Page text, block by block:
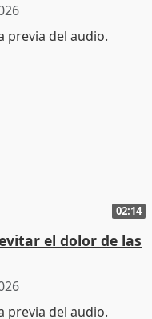
02:14
el dolor de las